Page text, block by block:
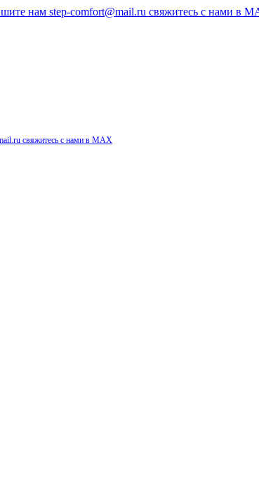
нам step-comfort@mail.ru свяжитесь с нами в
свяжитесь с нами в MAX